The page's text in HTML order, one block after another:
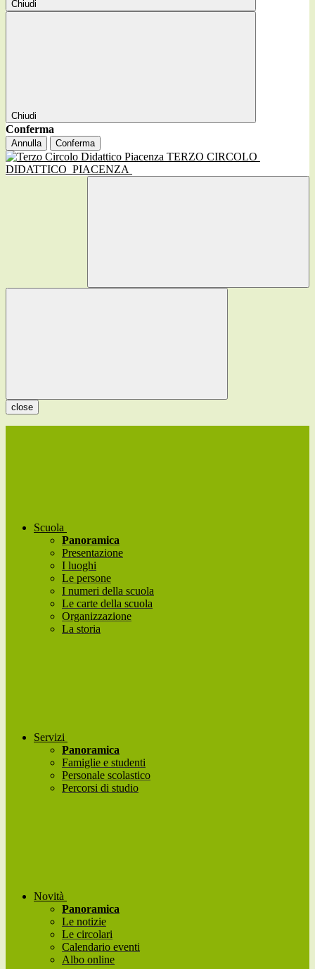
Chiudi
Chiudi
Conferma
Annulla Conferma
TERZO CIRCOLO
DIDATTICO PIACENZA
close
Scuola
Panoramica
Presentazione
I luoghi
Le persone
I numeri della scuola
Le carte della scuola
Organizzazione
La storia
Servizi
Panoramica
Famiglie e studenti
Personale scolastico
Percorsi di studio
Novità
Panoramica
Le notizie
Le circolari
Calendario eventi
Albo online